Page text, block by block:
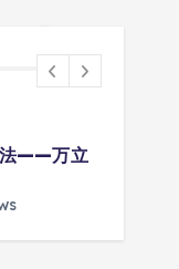
法——万立